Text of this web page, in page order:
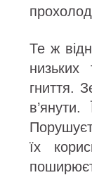
Те ж
гниття.
їх